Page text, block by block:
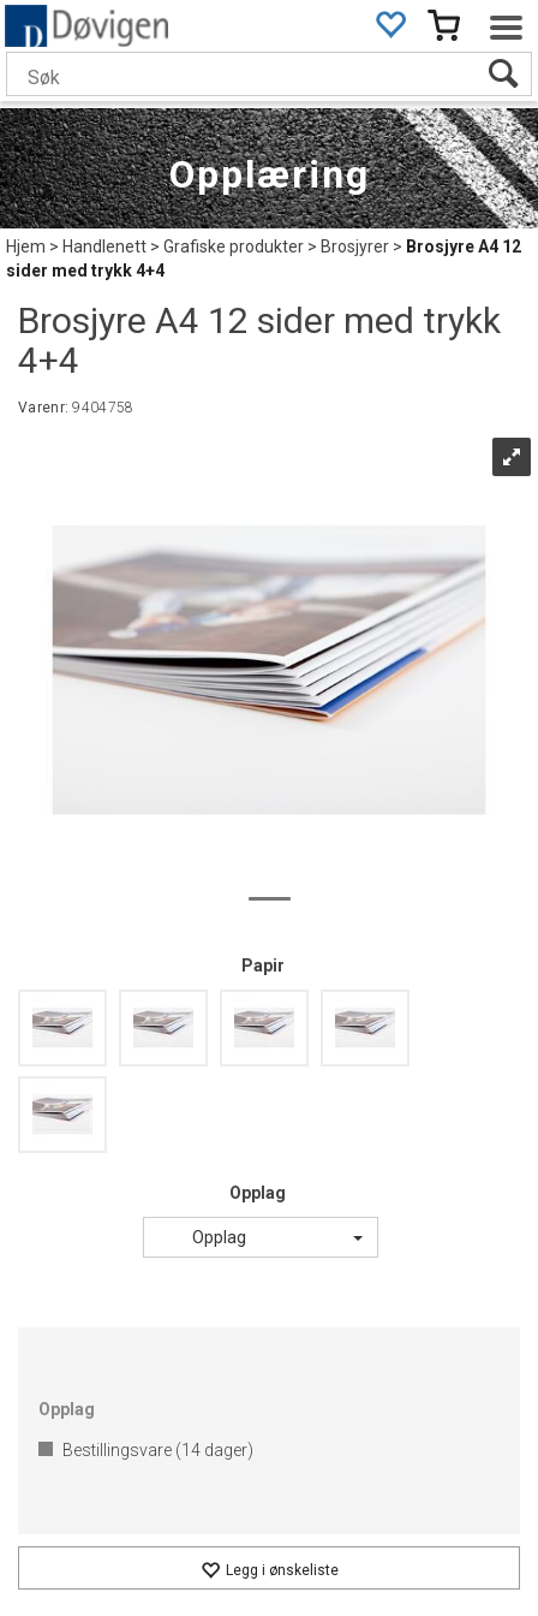
Opplæring
Hjem>Handlenett>Grafiske produkter>Brosjyrer> Brosjyre A4 12
sider med trykk 4+4
Brosjyre A4 12 sider med trykk
4+4
Varenr:9404758
Papir
Opplag
Opplag
Opplag
Bestillingsvare (14 dager)
Legg i ønskeliste